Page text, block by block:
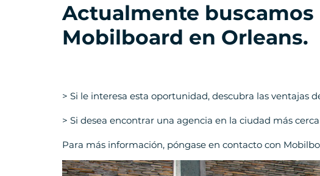
Actualmente
Mobilboard en Orleans.
> Si le interesa esta oportunidad, descubra las ventajas
> Si desea encontrar una agencia en la ciudad más
Para más información, póngase en contacto con